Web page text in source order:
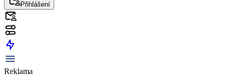
Přihlášení
Reklama